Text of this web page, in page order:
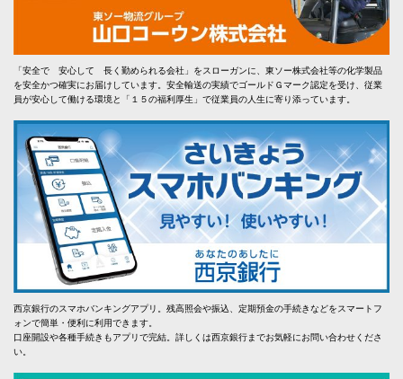
「安全で 安心して 長く勤められる会社」をスローガンに、東ソー株式会社等の化学製品
を安全かつ確実にお届けしています。安全輸送の実績でゴールドＧマーク認定を受け、従業
員が安心して働ける環境と「１５の福利厚生」で従業員の人生に寄り添っています。
西京銀行のスマホバンキングアプリ。残高照会や振込、定期預金の手続きなどをスマートフ
ォンで簡単・便利に利用できます。
口座開設や各種手続きもアプリで完結。詳しくは西京銀行までお気軽にお問い合わせくださ
い。